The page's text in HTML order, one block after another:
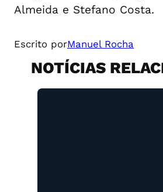
Almeida e Stefano Costa.
Escrito porManuel Rocha
NOTÍCIAS